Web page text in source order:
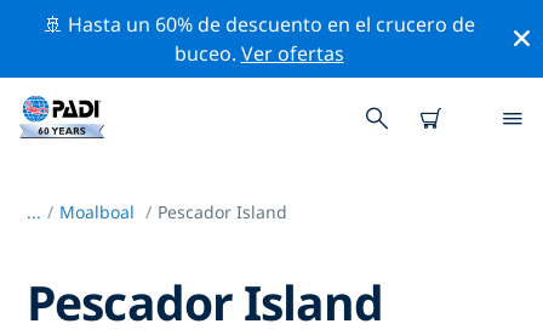
🚢 Hasta un 60% de descuento en el crucero de
buceo. Ver ofertas
... / Moalboal Pescador Island
Pescador Island